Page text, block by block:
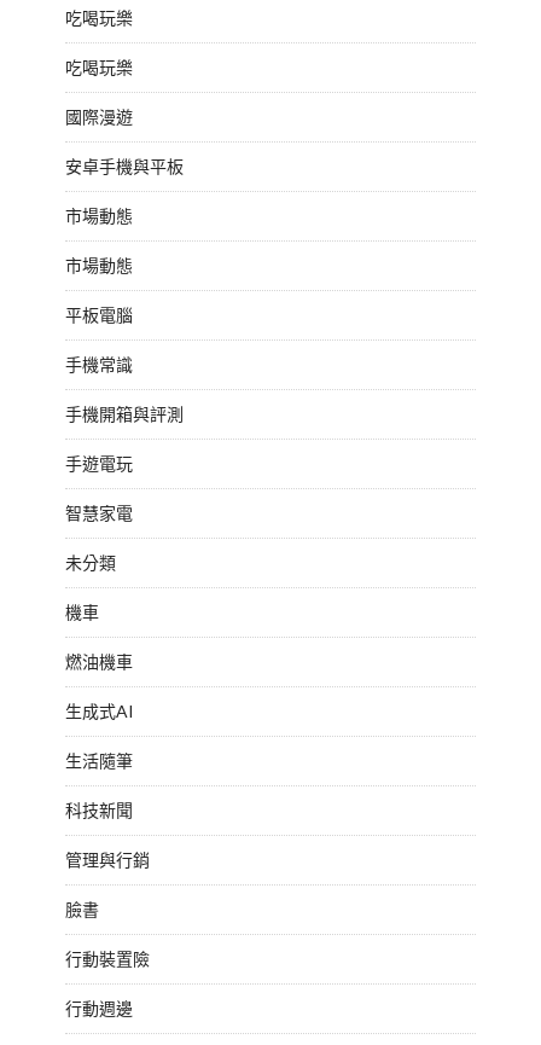
吃喝玩樂
吃喝玩樂
國際漫遊
安卓手機與平板
市場動態
市場動態
平板電腦
手機常識
手機開箱與評測
手遊電玩
智慧家電
未分類
機車
燃油機車
生成式AI
生活隨筆
科技新聞
管理與行銷
臉書
行動裝置險
行動週邊